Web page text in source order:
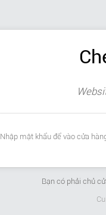
Nhập mật khẩu để vào cửa
Bạn có phải chủ